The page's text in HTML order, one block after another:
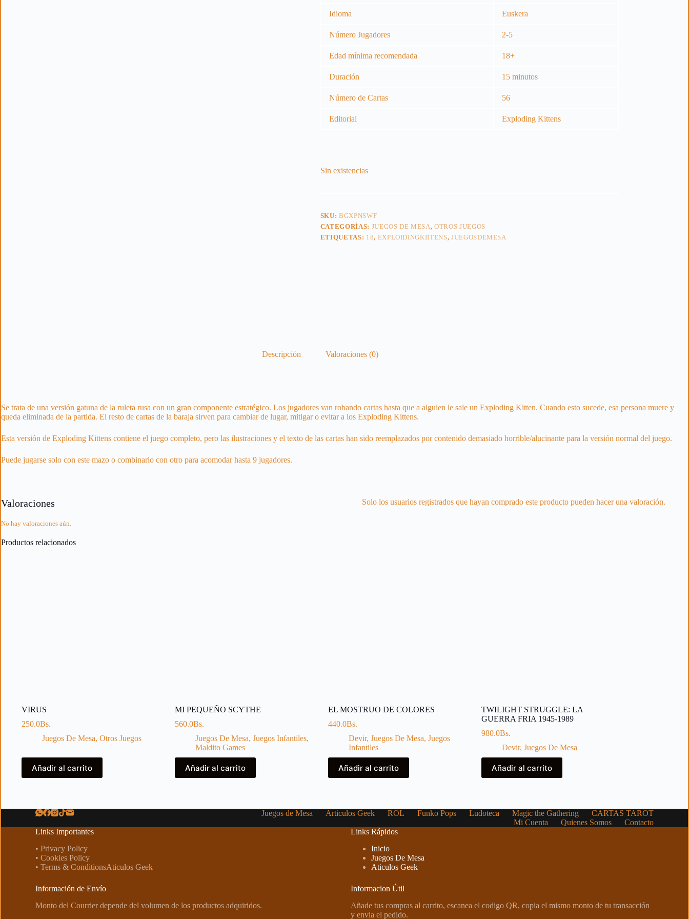
Idioma Euskera
Número Jugadores 2-5
Edad mínima recomendada 18+
Duración 15 minutos
Número de Cartas 56
Editorial Exploding Kittens
Sin existencias
SKU:BGXPNSWF
CATEGORÍAS: JUEGOS DE MESA,OTROS JUEGOS
ETIQUETAS: 18, EXPLOIDINGKIITENS, JUEGOSDEMESA
Descripción Valoraciones (0)
Se trata de una versión gatuna de la ruleta rusa con un gran componente estratégico. Los jugadores van robando cartas hasta que a alguien le sale un Exploding Kitten. Cuando esto sucede, esa persona muere y
queda eliminada de la partida. El resto de cartas de la baraja sirven para cambiar de lugar, mitigar o evitar a los Exploding Kittens.
Esta versión de Exploding Kittens contiene el juego completo, pero las ilustraciones y el texto de las cartas han sido reemplazados por contenido demasiado horrible/alucinante para la versión normal del juego.
Puede jugarse solo con este mazo o combinarlo con otro para acomodar hasta 9 jugadores.
Valoraciones
No hay valoraciones aún.
Solo los usuarios registrados que hayan comprado este producto pueden hacer una valoración.
Productos relacionados
VIRUS
250.0Bs.
Juegos De Mesa, Otros Juegos
Añadir al carrito
MI PEQUEÑO SCYTHE
560.0Bs.
Juegos De Mesa, Juegos Infantiles,
Maldito Games
Añadir al carrito
EL MOSTRUO DE COLORES
440.0Bs.
Devir, Juegos De Mesa, Juegos
Infantiles
Añadir al carrito
TWILIGHT STRUGGLE: LA
GUERRA FRIA 1945-1989
980.0Bs.
Devir, Juegos De Mesa
Añadir al carrito
Juegos de Mesa Articulos Geek ROL Funko Pops Ludoteca Magic the Gathering
CARTAS TAROT
Mi Cuenta
Quienes Somos
Contacto
Links Importantes
• Privacy Policy
• Cookies Policy
• Terms & ConditionsAticulos Geek
Información de Envío
Monto del Courrier depende del volumen de los productos adquiridos.
Links Rápidos
Inicio
Juegos De Mesa
Aticulos Geek
Informacion Útil
Añade tus compras al carrito, escanea el codigo QR, copia el mismo monto de tu transacción
y envia el pedido.